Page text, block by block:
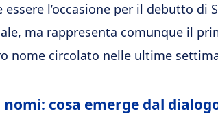
essere l’occasione per il debutto
ma rappresenta comunque il
nome circolato nelle ultime
cosa emerge dal